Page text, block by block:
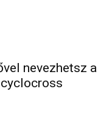
nevezhetsz a